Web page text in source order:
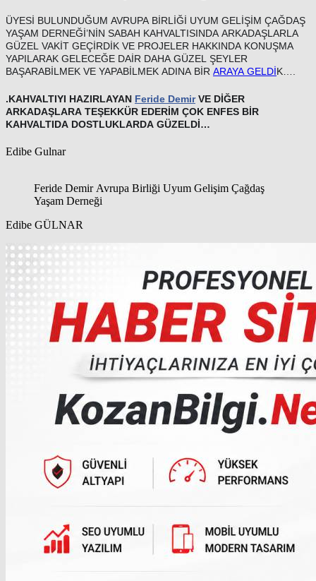
ÜYESİ BULUNDUĞUM AVRUPA BİRLİĞİ UYUM GELİŞİM ÇAĞDAŞ
YAŞAM DERNEĞİ’NİN SABAH KAHVALTISINDA ARKADAŞLARLA
GÜZEL VAKİT GEÇİRDİK VE PROJELER HAKKINDA KONUŞMA
YAPILARAK GELECEĞE DAİR DAHA GÜZEL ŞEYLER
BAŞARABİLMEK VE YAPABİLMEK ADINA BİR ARAYA GELDİK….
.KAHVALTIYI HAZIRLAYAN Feride DemirVE DİĞER
ARKADAŞLARA TEŞEKKÜR EDERİM ÇOK ENFES BİR
KAHVALTIDA DOSTLUKLARDA GÜZELDİ…
Edibe Gulnar
Feride Demir Avrupa Birliği Uyum Gelişim Çağdaş
Yaşam Derneği
Edibe GÜLNAR